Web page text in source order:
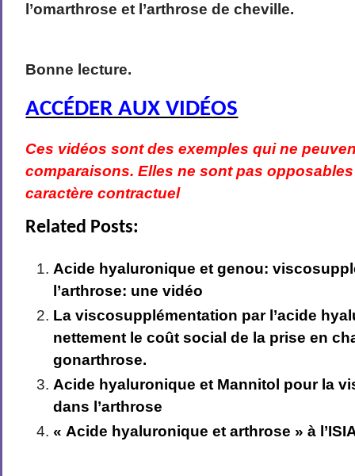
l’omarthrose et l’arthrose de cheville.
Bonne lecture.
ACCÉDER AUX VIDÉOS
Ces vidéos sont des exemples qui ne
comparaisons. Elles ne sont pas opposables
caractère contractuel
Related Posts:
Acide hyaluronique et genou:
l’arthrose: une vidéo
La viscosupplémentation par l’acide
nettement le coût social de la prise en
gonarthrose.
Acide hyaluronique et Mannitol pour la
dans l’arthrose
« Acide hyaluronique et arthrose » à